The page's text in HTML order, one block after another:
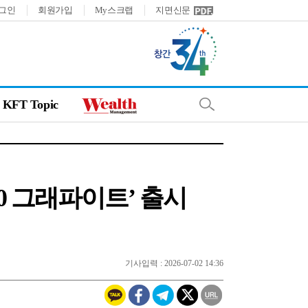
인 회원가입 My스크랩 지면신문
KFT Topic
래파이트’ 출시
기사입력 : 2026-07-02 14:36